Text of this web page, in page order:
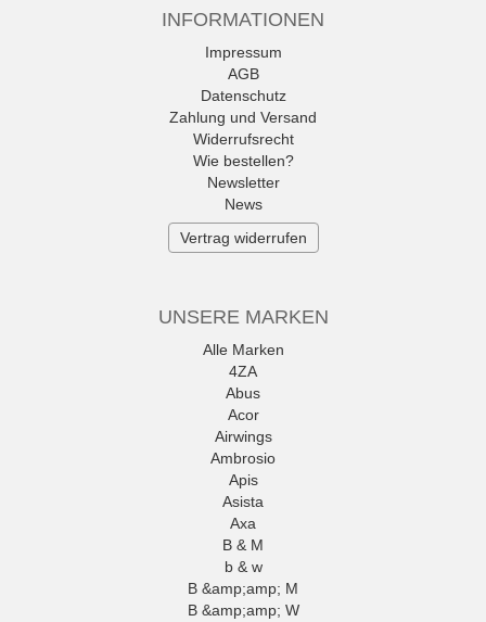
INFORMATIONEN
Impressum
AGB
Datenschutz
Zahlung und Versand
Widerrufsrecht
Wie bestellen?
Newsletter
News
Vertrag widerrufen
UNSERE MARKEN
Alle Marken
4ZA
Abus
Acor
Airwings
Ambrosio
Apis
Asista
Axa
B & M
b & w
B &amp;amp; M
B &amp;amp; W